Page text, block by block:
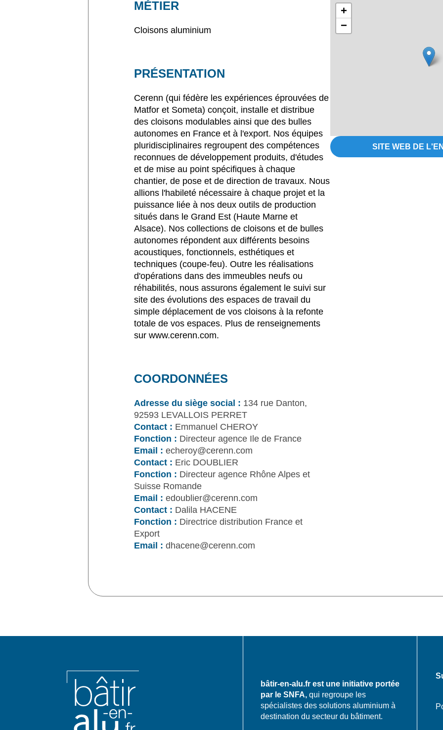
MÉTIER
Cloisons aluminium
PRÉSENTATION
Cerenn (qui fédère les expériences éprouvées de
Matfor et Someta) conçoit, installe et distribue
des cloisons modulables ainsi que des bulles
autonomes en France et à l'export. Nos équipes
pluridisciplinaires regroupent des compétences
reconnues de développement produits, d'études
et de mise au point spécifiques à chaque
chantier, de pose et de direction de travaux. Nous
allions l'habileté nécessaire à chaque projet et la
puissance liée à nos deux outils de production
situés dans le Grand Est (Haute Marne et
Alsace). Nos collections de cloisons et de bulles
autonomes répondent aux différents besoins
acoustiques, fonctionnels, esthétiques et
techniques (coupe-feu). Outre les réalisations
d'opérations dans des immeubles neufs ou
réhabilités, nous assurons également le suivi sur
site des évolutions des espaces de travail du
simple déplacement de vos cloisons à la refonte
totale de vos espaces. Plus de renseignements
sur www.cerenn.com.
COORDONNÉES
Adresse du siège social : 134 rue Danton,
92593 LEVALLOIS PERRET
Contact : Emmanuel CHEROY
Fonction : Directeur agence Ile de France
Email : echeroy@cerenn.com
Contact : Eric DOUBLIER
Fonction : Directeur agence Rhône Alpes et
Suisse Romande
Email : edoublier@cerenn.com
Contact : Dalila HACENE
Fonction : Directrice distribution France et
Export
Email : dhacene@cerenn.com
SITE WEB DE
+
−
bâtir-en-alu.fr est une initiative portée
par le SNFA,qui regroupe les
spécialistes des solutions aluminium à
destination du secteur du bâtiment.